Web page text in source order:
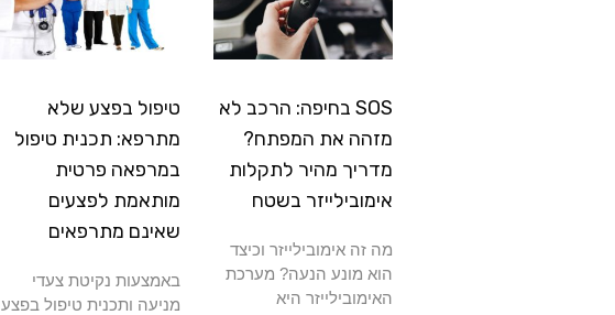
SOS בחיפה: הרכב לא
מזהה את המפתח?
מדריך מהיר לתקלות
אימובילייזר בשטח
מה זה אימובילייזר וכיצד
הוא מונע הנעה? מערכת
האימובילייזר היא
טיפול בפצע שלא
מתרפא: תכנית טיפול
במרפאה פרטית
מותאמת לפצעים
שאינם מתרפאים
באמצעות נקיטת צעדי
מניעה ותכנית טיפול בפצע